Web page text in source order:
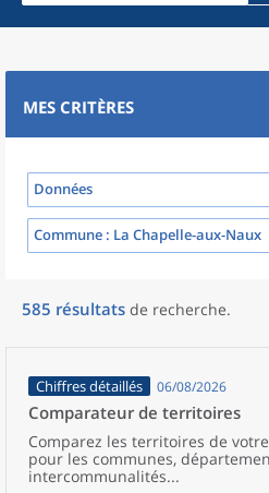
MES CRITÈRES
Données
Commune : La Chapelle-aux-Naux
585 résultats de recherche.
Chiffres détaillés 06/08/2026
Comparateur de territoires
Comparez les territoires de
pour les communes,
intercommunalités...